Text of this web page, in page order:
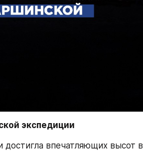
экспедиции
впечатляющих высот в